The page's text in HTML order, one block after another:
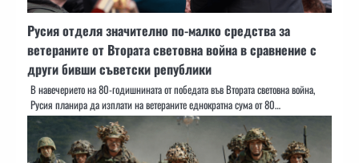
Русия отделя значително по-малко средства за
ветераните от Втората световна война в сравнение с
други бивши съветски републики
В навечерието на 80-годишнината от победата във Втората световна война,
Русия планира да изплати на ветераните еднократна сума от 80…